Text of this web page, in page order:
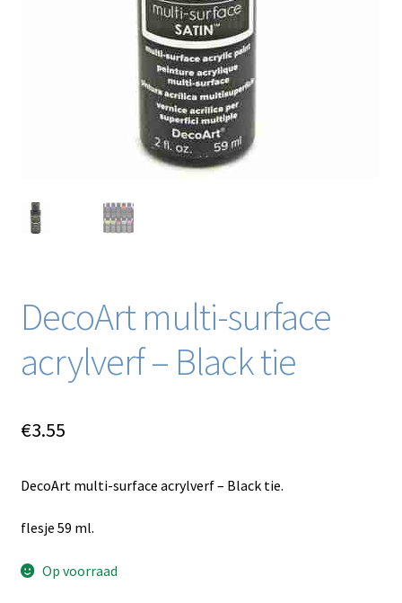
DecoArt multi-surface
acrylverf – Black tie
€3.55
DecoArt multi-surface acrylverf – Black tie.
flesje 59 ml.
Op voorraad